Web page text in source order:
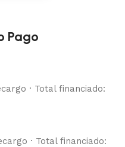
Pago
· Total financiado:
· Total financiado: